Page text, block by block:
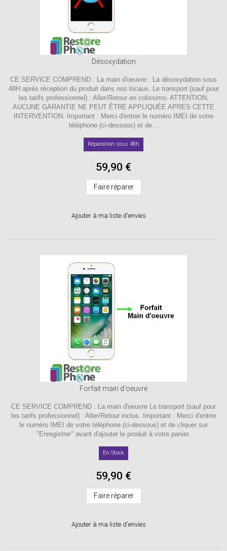
Désoxydation
CE SERVICE COMPREND : La main d'oeuvre : La désoxydation sous
48H après réception du produit dans nos locaux. Le transport (sauf pour
les tarifs professionnel) : Aller/Retour en colissimo. ATTENTION,
AUCUNE GARANTIE NE PEUT ÊTRE APPLIQUÉE APRES CETTE
INTERVENTION. Important : Merci d'entrer le numéro IMEI de votre
téléphone (ci-dessous) et de...
Réparation sous 48h
59,90 €
Faire réparer
Ajouter à ma liste d'envies
Forfait main d'oeuvre
CE SERVICE COMPREND : La main d'oeuvre Le transport (sauf pour
les tarifs professionnel) : Aller/Retour inclus. Important : Merci d'entrer
le numéro IMEI de votre téléphone (ci-dessous) et de cliquer sur
"Enregistrer" avant d'ajouter le produit à votre panier.
En Stock
59,90 €
Faire réparer
Ajouter à ma liste d'envies